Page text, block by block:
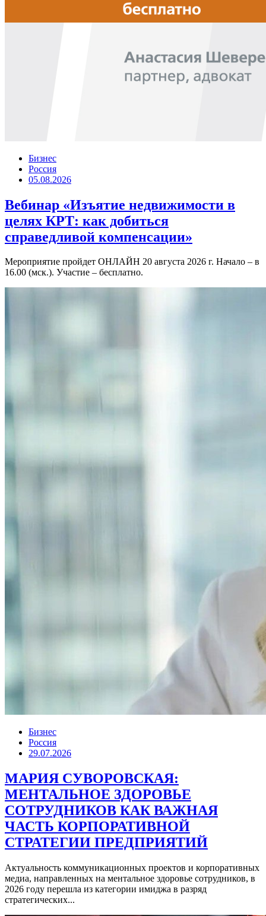
Бизнес
Россия
05.08.2026
Вебинар «Изъятие недвижимости в
целях КРТ: как добиться
справедливой компенсации»
Мероприятие пройдет ОНЛАЙН 20 августа 2026 г. Начало – в
16.00 (мск.). Участие – бесплатно.
Бизнес
Россия
29.07.2026
МАРИЯ СУВОРОВСКАЯ:
МЕНТАЛЬНОЕ ЗДОРОВЬЕ
СОТРУДНИКОВ КАК ВАЖНАЯ
ЧАСТЬ КОРПОРАТИВНОЙ
СТРАТЕГИИ ПРЕДПРИЯТИЙ
Актуальность коммуникационных проектов и корпоративных
медиа, направленных на ментальное здоровье сотрудников, в
2026 году перешла из категории имиджа в разряд
стратегических...